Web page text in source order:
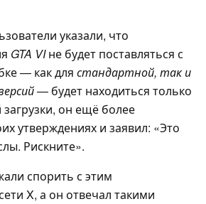
указали, что
GTA VIне будет поставляться с
— как для стандартной, так и
— будет находиться только
он ещё более
утверждениях и заявил: «Это
Рискните».
спорить с этим
X, а он отвечал такими